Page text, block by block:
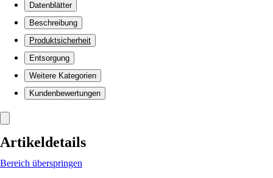
Datenblätter
Beschreibung
Produktsicherheit
Entsorgung
Weitere Kategorien
Kundenbewertungen
Artikeldetails
Bereich überspringen